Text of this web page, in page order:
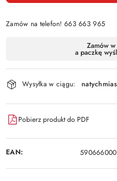
Zamów na telefon! 663 663 965
dostawa
Zamów
a paczkę
Wysyłka w ciągu:
Pobierz produkt do PDF
EAN: